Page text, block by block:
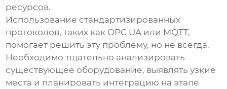
ресурсов.
Использование стандартизированных
протоколов, таких как OPC UA или MQTT,
помогает решить эту проблему, но не всегда.
Необходимо тщательно анализировать
существующее оборудование, выявлять узкие
места и планировать интеграцию на этапе